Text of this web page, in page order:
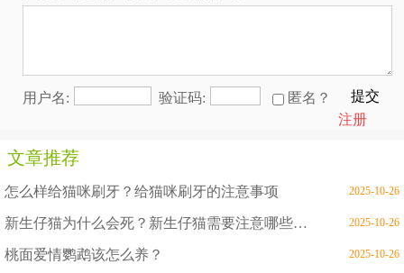
用户名: 验证码: 匿名？
提交
注册
文章推荐
怎么样给猫咪刷牙？给猫咪刷牙的注意事项 2025-10-26
新生仔猫为什么会死？新生仔猫需要注意哪些问题 2025-10-26
桃面爱情鹦鹉该怎么养？ 2025-10-26